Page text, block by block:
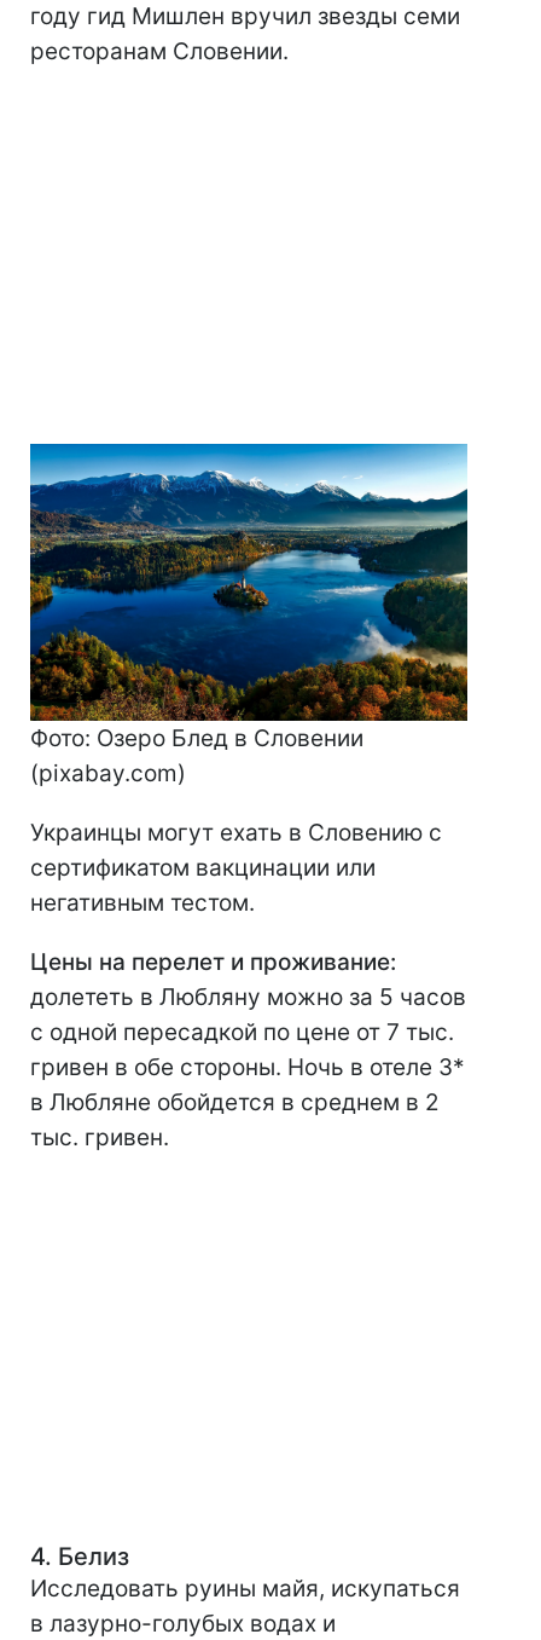
году гид Мишлен вручил звезды семи
ресторанам Словении.
Фото: Озеро Блед в Словении
(pixabay.com)
Украинцы могут ехать в Словению с
сертификатом вакцинации или
негативным тестом.
Цены на перелет и проживание:
долететь в Любляну можно за 5 часов
с одной пересадкой по цене от 7 тыс.
гривен в обе стороны. Ночь в отеле 3*
в Любляне обойдется в среднем в 2
тыс. гривен.
4. Белиз
Исследовать руины майя, искупаться
в лазурно-голубых водах и